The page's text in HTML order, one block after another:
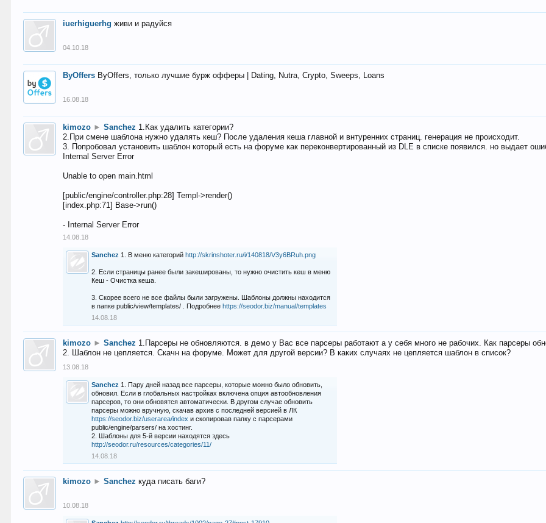
iuerhiguerhg живи и радуйся
04.10.18
ByOffers ByOffers, только лучшие бурж офферы | Dating, Nutra, Crypto, Sweeps, Loans
16.08.18
kimozo ► Sanchez 1.Как удалить категории?
2.При смене шаблона нужно удалять кеш? После удаления кеша главной и внтуренних страниц. генерация не происходит.
3. Попробовал установить шаблон который есть на форуме как переконвертированный из DLE в списке появился. но выдает
Internal Server Error
Unable to open main.html
[public/engine/controller.php:28] Templ->render()
[index.php:71] Base->run()
- Internal Server Error
14.08.18
Sanchez 1. В меню категорийhttp://skrinshoter.ru/i/140818/V3y6BRuh.png
2. Если страницы ранее были закешированы, то нужно очистить кеш в меню
Кеш - Очистка кеша.
3. Скорее всего не все файлы были загружены. Шаблоны должны находится
в папке public/view/templates/ . Подробнееhttps://seodor.biz/manual/templates
14.08.18
kimozo ► Sanchez 1.Парсеры не обновляются. в демо у Вас все парсеры работают а у себя много не рабочих. Как парсеры
2. Шаблон не цепляется. Скачн на форуме. Может для другой версии? В каких случаях не цепляется шаблон в список?
13.08.18
Sanchez 1. Пару дней назад все парсеры, которые можно было обновить,
обновил. Если в глобальных настройках включена опция автообновления
парсеров, то они обновятся автоматически. В другом случае обновить
парсеры можно вручную, скачав архив с последней версией в ЛК
https://seodor.biz/userarea/index и скопировав папку с парсерами
public/engine/parsers/ на хостинг.
2. Шаблоны для 5-й версии находятся здесь
http://seodor.ru/resources/categories/11/
14.08.18
kimozo ► Sanchez куда писать баги?
10.08.18